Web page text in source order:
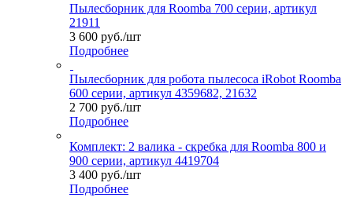
Пылесборник для Roomba 700 серии, артикул
21911
3 600 руб./шт
Подробнее
Пылесборник для робота пылесоса iRobot Roomba
600 серии, артикул 4359682, 21632
2 700 руб./шт
Подробнее
Комплект: 2 валика - скребка для Roomba 800 и
900 серии, артикул 4419704
3 400 руб./шт
Подробнее